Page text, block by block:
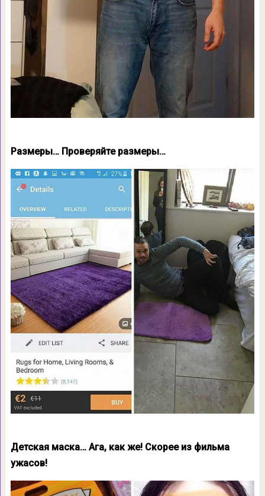
Размеры… Проверяйте размеры…
Детская маска… Ага, как же! Скорее из фильма
ужасов!